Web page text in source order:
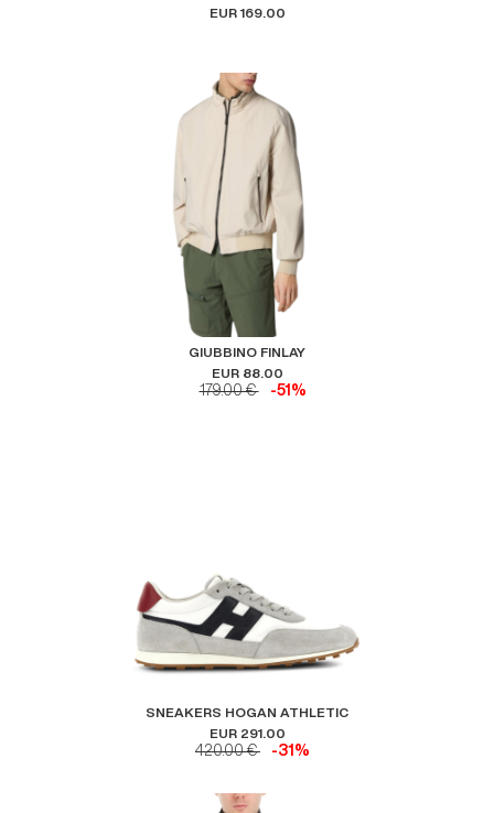
EUR 169.00
GIUBBINO FINLAY
EUR 88.00
179.00 € -51%
SNEAKERS HOGAN ATHLETIC
EUR 291.00
420.00 € -31%